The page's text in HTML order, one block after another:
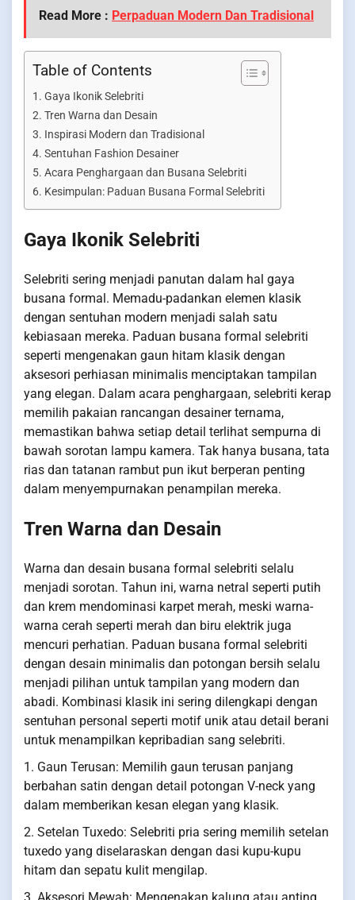
Read More : Perpaduan Modern Dan Tradisional
Table of Contents
Gaya Ikonik Selebriti
Tren Warna dan Desain
Inspirasi Modern dan Tradisional
Sentuhan Fashion Desainer
Acara Penghargaan dan Busana Selebriti
Kesimpulan: Paduan Busana Formal Selebriti
Gaya Ikonik Selebriti
Selebriti sering menjadi panutan dalam hal gaya
busana formal. Memadu-padankan elemen klasik
dengan sentuhan modern menjadi salah satu
kebiasaan mereka. Paduan busana formal selebriti
seperti mengenakan gaun hitam klasik dengan
aksesori perhiasan minimalis menciptakan tampilan
yang elegan. Dalam acara penghargaan, selebriti kerap
memilih pakaian rancangan desainer ternama,
memastikan bahwa setiap detail terlihat sempurna di
bawah sorotan lampu kamera. Tak hanya busana, tata
rias dan tatanan rambut pun ikut berperan penting
dalam menyempurnakan penampilan mereka.
Tren Warna dan Desain
Warna dan desain busana formal selebriti selalu
menjadi sorotan. Tahun ini, warna netral seperti putih
dan krem mendominasi karpet merah, meski warna-
warna cerah seperti merah dan biru elektrik juga
mencuri perhatian. Paduan busana formal selebriti
dengan desain minimalis dan potongan bersih selalu
menjadi pilihan untuk tampilan yang modern dan
abadi. Kombinasi klasik ini sering dilengkapi dengan
sentuhan personal seperti motif unik atau detail berani
untuk menampilkan kepribadian sang selebriti.
1. Gaun Terusan: Memilih gaun terusan panjang
berbahan satin dengan detail potongan V-neck yang
dalam memberikan kesan elegan yang klasik.
2. Setelan Tuxedo: Selebriti pria sering memilih setelan
tuxedo yang diselaraskan dengan dasi kupu-kupu
hitam dan sepatu kulit mengilap.
3. Aksesori Mewah: Mengenakan kalung atau anting